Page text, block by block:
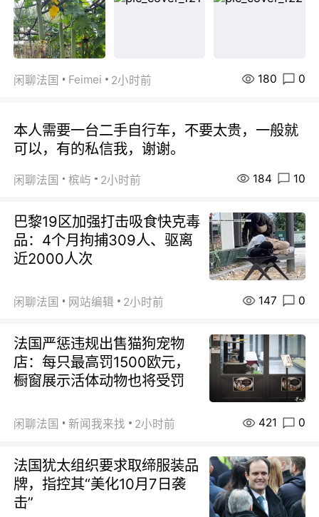
闲聊法国 Feimei 2小时前 180 0
本人需要一台二手自行车，不要太贵，一般就
可以，有的私信我，谢谢。
闲聊法国 槟屿 2小时前 184 10
巴黎19区加强打击吸食快克毒
品：4个月拘捕309人、驱离
近2000人次
闲聊法国 网站编辑 2小时前 147 0
法国严惩违规出售猫狗宠物
店：每只最高罚1500欧元，
橱窗展示活体动物也将受罚
闲聊法国 新闻我来找 2小时前 421 0
法国犹太组织要求取缔服装品
牌，指控其“美化10月7日袭
击”